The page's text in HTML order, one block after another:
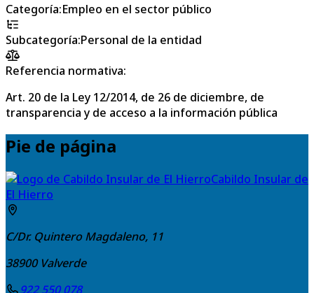
Categoría:Empleo en el sector público
Subcategoría:Personal de la entidad
Referencia normativa:
Art. 20 de la Ley 12/2014, de 26 de diciembre, de
transparencia y de acceso a la información pública
Pie de página
Cabildo Insular de
El Hierro
C/Dr. Quintero Magdaleno, 11
38900 Valverde
922 550 078